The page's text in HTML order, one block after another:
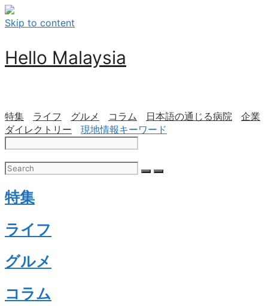
Skip to content
Hello Malaysia
特集 ライフ グルメ コラム 日本語の通じる病院
企業
ダイレクトリー
現地情報キーワード
特集
ライフ
グルメ
コラム